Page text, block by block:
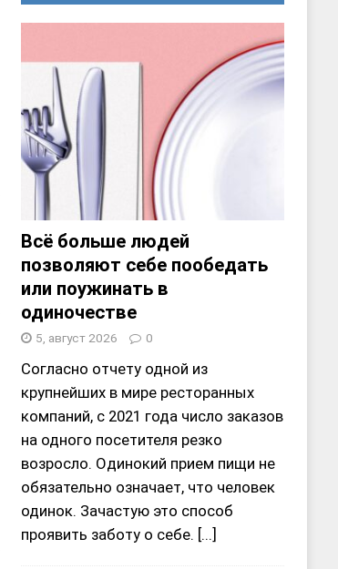
Всё больше людей
позволяют себе пообедать
или поужинать в
одиночестве
5, август 2026 0
Согласно отчету одной из
крупнейших в мире ресторанных
компаний, с 2021 года число заказов
на одного посетителя резко
возросло. Одинокий прием пищи не
обязательно означает, что человек
одинок. Зачастую это способ
проявить заботу о себе. [...]